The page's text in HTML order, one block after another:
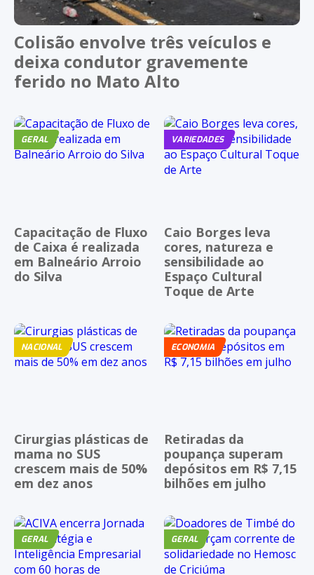
Colisão envolve três veículos e
deixa condutor gravemente
ferido no Mato Alto
GERAL
Capacitação de Fluxo
de Caixa é realizada
em Balneário Arroio
do Silva
VARIEDADES
Caio Borges leva
cores, natureza e
sensibilidade ao
Espaço Cultural
Toque de Arte
NACIONAL
Cirurgias plásticas de
mama no SUS
crescem mais de 50%
em dez anos
ECONOMIA
Retiradas da
poupança superam
depósitos em R$ 7,15
bilhões em julho
GERAL GERAL